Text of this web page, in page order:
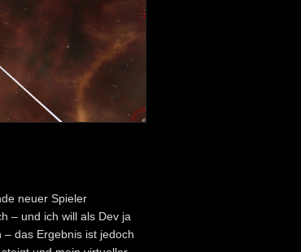
neuer Spieler
– und ich will als Dev ja
das Ergebnis ist jedoch